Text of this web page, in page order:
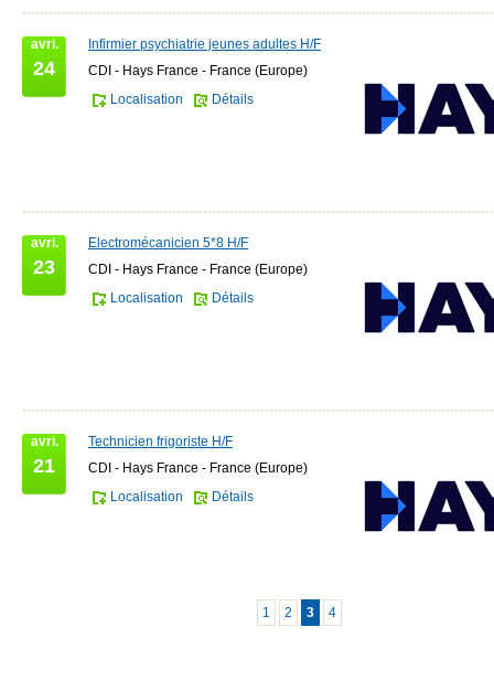
avri.
24
Infirmier psychiatrie jeunes adultes H/F
CDI - Hays France - France (Europe)
Localisation
Détails
avri.
23
Electromécanicien 5*8 H/F
CDI - Hays France - France (Europe)
Localisation
Détails
avri.
21
Technicien frigoriste H/F
CDI - Hays France - France (Europe)
Localisation
Détails
1 2 3 4